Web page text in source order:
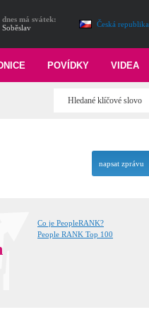
Česká republika
dnes má svátek:
Soběslav
VIDEA
POVÍDKY
napsat zprávu
Co je PeopleRANK?
People RANK Top 100